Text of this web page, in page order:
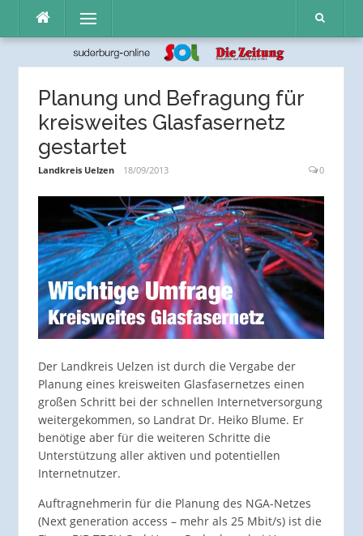
Inhalt
Menü
Planung und Befragung für
kreisweites Glasfasernetz
gestartet
Landkreis Uelzen 18/09/2013 0
Der Landkreis Uelzen ist durch die Vergabe der
Planung eines kreisweiten Glasfasernetzes einen
großen Schritt bei der schnellen Internetversorgung
weitergekommen, so Landrat Dr. Heiko Blume. Er
benötige aber für die weiteren Schritte die
Unterstützung aller aktiven und potentiellen
Internetnutzer.
Auftragnehmerin für die Planung des NGA-Netzes
(Next generation access – mehr als 25 Mbit/s) ist die